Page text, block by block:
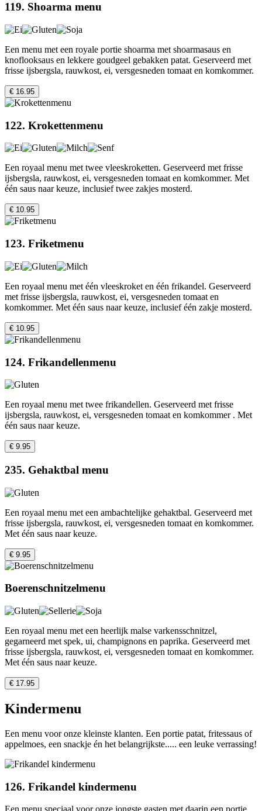
119. Shoarma menu
Een menu met een royale portie shoarma met shoarmasaus en
knoflooksaus en lekkere goudgeel gebakken patat. Geserveerd met
frisse ijsbergsla, rauwkost, ei, versgesneden tomaat en komkommer.
€ 16.95
122. Krokettenmenu
Een royaal menu met twee vleeskroketten. Geserveerd met frisse
ijsbergsla, rauwkost, ei, versgesneden tomaat en komkommer. Met
één saus naar keuze, inclusief twee zakjes mosterd.
€ 10.95
123. Friketmenu
Een royaal menu met één vleeskroket en één frikandel. Geserveerd
met frisse ijsbergsla, rauwkost, ei, versgesneden tomaat en
komkommer. Met één saus naar keuze, inclusief één zakje mosterd.
€ 10.95
124. Frikandellenmenu
Een royaal menu met twee frikandellen. Geserveerd met frisse
ijsbergsla, rauwkost, ei, versgesneden tomaat en komkommer . Met
één saus naar keuze.
€ 9.95
235. Gehaktbal menu
Een royaal menu met een ambachtelijke gehaktbal. Geserveerd met
frisse ijsbergsla, rauwkost, ei, versgesneden tomaat en komkommer.
Met één saus naar keuze.
€ 9.95
Boerenschnitzelmenu
Een royaal menu met een heerlijk malse varkensschnitzel,
gegarneerd met spek, ui, champignons en paprika. Geserveerd met
frisse ijsbergsla, rauwkost, ei, versgesneden tomaat en komkommer.
Met één saus naar keuze.
€ 17.95
Kindermenu
Een menu voor onze kleinste klanten. Een portie patat, fritessaus of
appelmoes, een snackje én het belangrijkste..... een leuke verrassing!
126. Frikandel kindermenu